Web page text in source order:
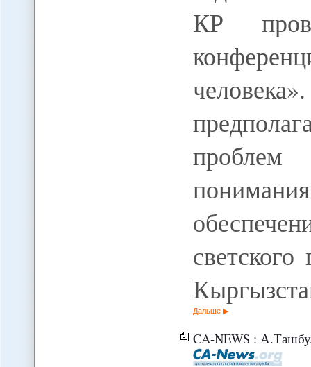
КР
Дальше
CA-NEWS : А.Ташбулатов: